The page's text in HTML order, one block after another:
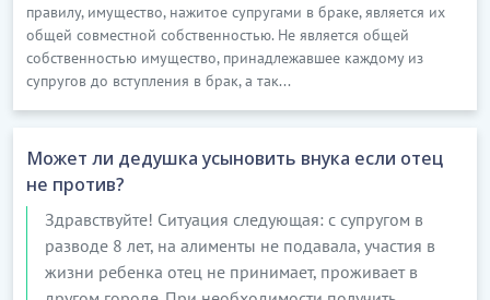
правилу, имущество, нажитое супругами в браке, является их
общей совместной собственностью. Не является общей
собственностью имущество, принадлежавшее каждому из
супругов до вступления в брак, а так...
Может ли дедушка усыновить внука если отец
не против?
Здравствуйте! Ситуация следующая: с супругом в
разводе 8 лет, на алименты не подавала, участия в
жизни ребенка отец не принимает, проживает в